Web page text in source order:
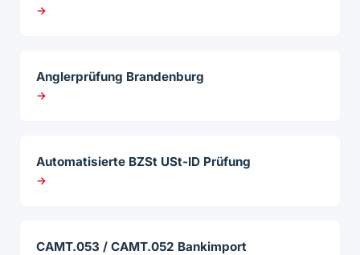
→
Anglerprüfung Brandenburg
→
Automatisierte BZSt USt-ID Prüfung
→
CAMT.053 / CAMT.052 Bankimport